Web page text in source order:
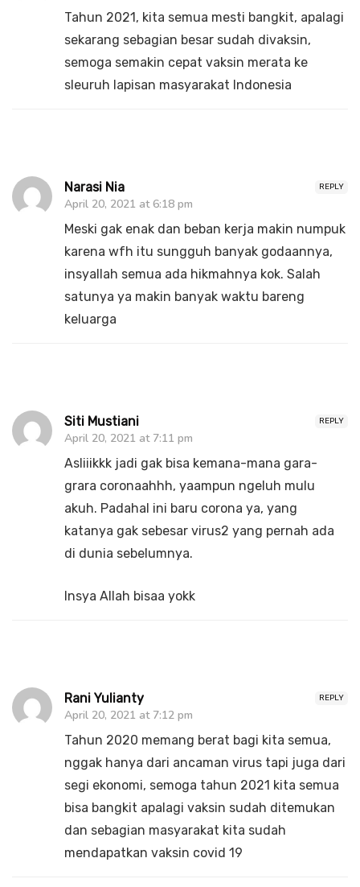
Tahun 2021, kita semua mesti bangkit, apalagi
sekarang sebagian besar sudah divaksin,
semoga semakin cepat vaksin merata ke
sleuruh lapisan masyarakat Indonesia
REPLY
Narasi Nia
April 20, 2021 at 6:18 pm
Meski gak enak dan beban kerja makin numpuk
karena wfh itu sungguh banyak godaannya,
insyallah semua ada hikmahnya kok. Salah
satunya ya makin banyak waktu bareng
keluarga
REPLY
Siti Mustiani
April 20, 2021 at 7:11 pm
Asliiikkk jadi gak bisa kemana-mana gara-
grara coronaahhh, yaampun ngeluh mulu
akuh. Padahal ini baru corona ya, yang
katanya gak sebesar virus2 yang pernah ada
di dunia sebelumnya.
Insya Allah bisaa yokk
REPLY
Rani Yulianty
April 20, 2021 at 7:12 pm
Tahun 2020 memang berat bagi kita semua,
nggak hanya dari ancaman virus tapi juga dari
segi ekonomi, semoga tahun 2021 kita semua
bisa bangkit apalagi vaksin sudah ditemukan
dan sebagian masyarakat kita sudah
mendapatkan vaksin covid 19